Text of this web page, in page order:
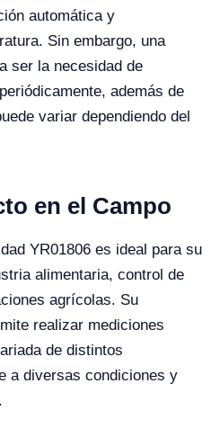
automática y
Sin embargo, una
ser la necesidad de
además de
variar dependiendo del
en el Campo
YR01806 es ideal para su
alimentaria, control de
agrícolas. Su
realizar mediciones
de distintos
a diversas condiciones y